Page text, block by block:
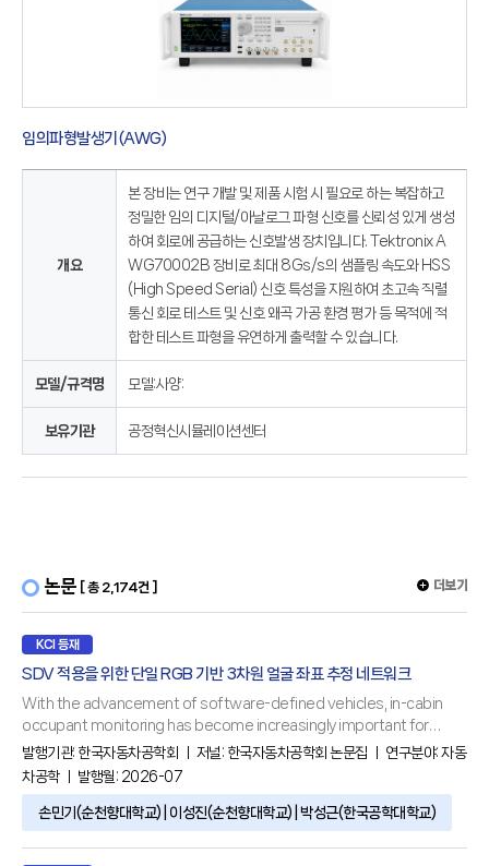
임의파형발생기(AWG)
개요
본 장비는 연구 개발 및 제품 시험 시 필요로 하는 복잡하고
정밀한 임의 디지털/아날로그 파형 신호를 신뢰성 있게 생성
하여 회로에 공급하는 신호발생 장치입니다. Tektronix A
WG70002B 장비로 최대 8Gs/s의 샘플링 속도와 HSS
(High Speed Serial) 신호 특성을 지원하여 초고속 직렬
통신 회로 테스트 및 신호 왜곡 가공 환경 평가 등 목적에 적
합한 테스트 파형을 유연하게 출력할 수 있습니다.
모델/규격명 모델:사양:
보유기관 공정혁신시뮬레이션센터
논문 [ 총 2,174건 ] 더보기
KCI 등재
SDV 적용을 위한 단일 RGB 기반 3차원 얼굴 좌표 추정 네트워크
With the advancement of software-defined vehicles, in-cabin
occupant monitoring has become increasingly important for
safety, comfort, and intelligent vehicle functions. Nonetheless,
conventional approaches for three-dimensional facial landmark
estimation rely on stereo or depth sensors, increasing hardware
발행기관: 한국자동차공학회 ㅣ 저널: 한국자동차공학회 논문집 ㅣ 연구분야: 자동
차공학
ㅣ 발행월: 2026-07
손민기(순천향대학교) | 이성진(순천향대학교) | 박성근(한국공학대학교)